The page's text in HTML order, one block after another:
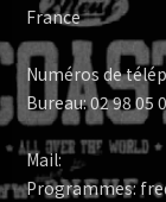
France
Numéros de
Bureau: 02 98 05
Mail:
Programmes: